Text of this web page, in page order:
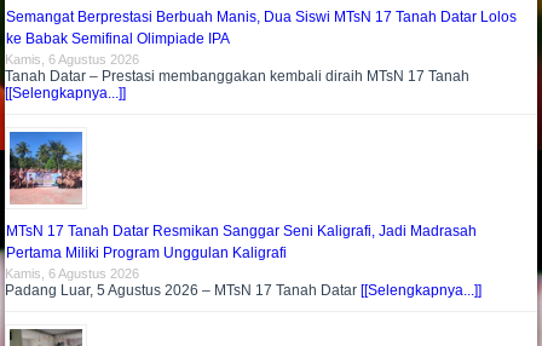
Semangat Berprestasi Berbuah Manis, Dua Siswi MTsN 17 Tanah Datar Lolos
ke Babak Semifinal Olimpiade IPA
Kamis, 6 Agustus 2026
Tanah Datar – Prestasi membanggakan kembali diraih MTsN 17 Tanah
[[Selengkapnya...]]
MTsN 17 Tanah Datar Resmikan Sanggar Seni Kaligrafi, Jadi Madrasah
Pertama Miliki Program Unggulan Kaligrafi
Kamis, 6 Agustus 2026
Padang Luar, 5 Agustus 2026 – MTsN 17 Tanah Datar[[Selengkapnya...]]